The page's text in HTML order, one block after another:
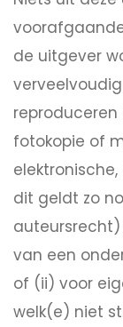
de uitgever
fotokopie of
dit geldt zo
van een
of (ii) voor
welk(e) niet